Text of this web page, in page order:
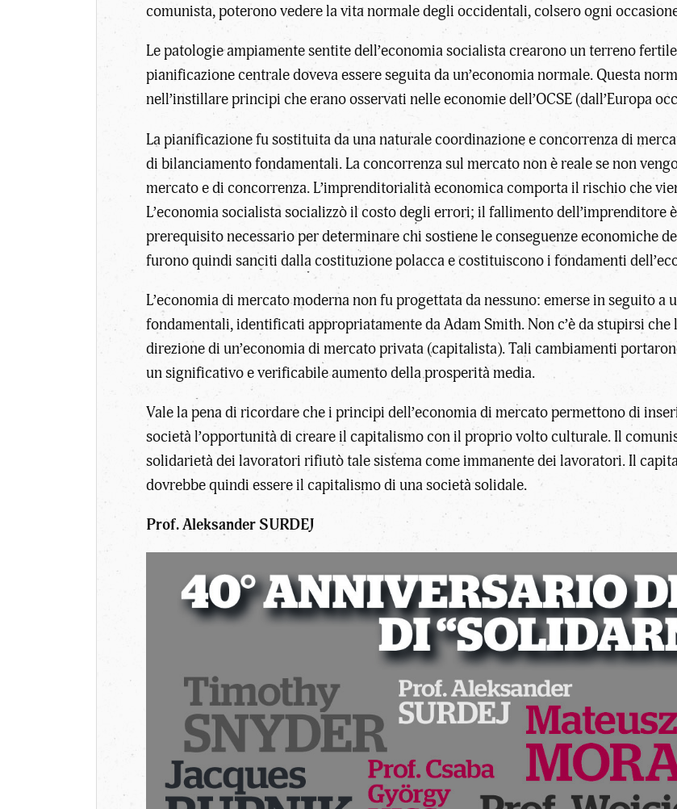
comunista, poterono vedere la vita normale degli occidentali, colsero ogni
Le patologie ampiamente sentite dell’economia socialista crearono un terreno
pianificazione centrale doveva essere seguita da un’economia normale. Questa
nell’instillare principi che erano osservati nelle economie dell’OCSE (dall’Europa
La pianificazione fu sostituita da una naturale coordinazione e concorrenza di
di bilanciamento fondamentali. La concorrenza sul mercato non è reale se non
mercato e di concorrenza. L’imprenditorialità economica comporta il rischio che
L’economia socialista socializzò il costo degli errori; il fallimento dell’imprenditore
prerequisito necessario per determinare chi sostiene le conseguenze economiche
furono quindi sanciti dalla costituzione polacca e costituiscono i fondamenti
L’economia di mercato moderna non fu progettata da nessuno: emerse in seguito
fondamentali, identificati appropriatamente da Adam Smith. Non c’è da stupirsi
direzione di un’economia di mercato privata (capitalista). Tali cambiamenti
un significativo e verificabile aumento della prosperità media.
Vale la pena di ricordare che i principi dell’economia di mercato permettono di
società l’opportunità di creare il capitalismo con il proprio volto culturale. Il
solidarietà dei lavoratori rifiutò tale sistema come immanente dei lavoratori. Il
dovrebbe quindi essere il capitalismo di una società solidale.
Prof. Aleksander SURDEJ